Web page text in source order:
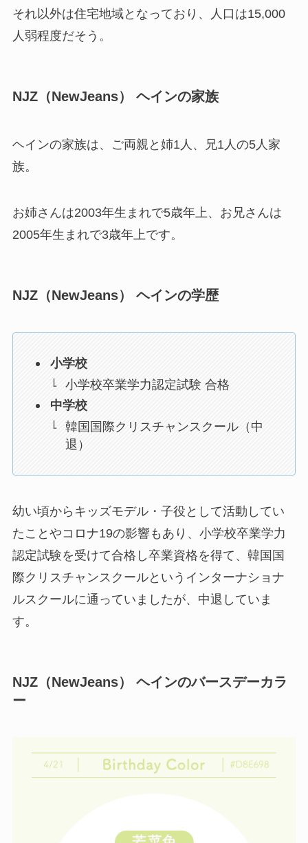
それ以外は住宅地域となっており、人口は15,000
人弱程度だそう。
NJZ（NewJeans） ヘインの家族
ヘインの家族は、ご両親と姉1人、兄1人の5人家
族。
お姉さんは2003年生まれで5歳年上、お兄さんは
2005年生まれで3歳年上です。
NJZ（NewJeans） ヘインの学歴
小学校
小学校卒業学力認定試験 合格
中学校
韓国国際クリスチャンスクール（中
退）
幼い頃からキッズモデル・子役として活動してい
たことやコロナ19の影響もあり、小学校卒業学力
認定試験を受けて合格し卒業資格を得て、韓国国
際クリスチャンスクールというインターナショナ
ルスクールに通っていましたが、中退していま
す。
NJZ（NewJeans） ヘインのバースデーカラ
ー